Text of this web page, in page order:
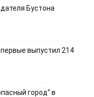
Бустона
выпустил 214
город“ в